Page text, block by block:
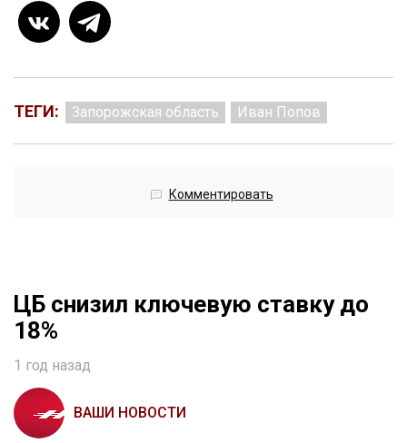
ТЕГИ: Запорожская область Иван Попов
Комментировать
ЦБ снизил ключевую ставку до
18%
1 год назад
ВАШИ НОВОСТИ